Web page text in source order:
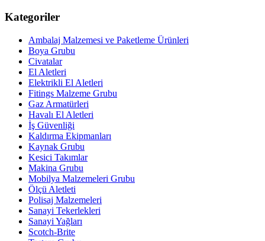
Kategoriler
Ambalaj Malzemesi ve Paketleme Ürünleri
Boya Grubu
Civatalar
El Aletleri
Elektrikli El Aletleri
Fitings Malzeme Grubu
Gaz Armatürleri
Havalı El Aletleri
İş Güvenliği
Kaldırma Ekipmanları
Kaynak Grubu
Kesici Takımlar
Makina Grubu
Mobilya Malzemeleri Grubu
Ölçü Aletleti
Polisaj Malzemeleri
Sanayi Tekerlekleri
Sanayi Yağları
Scotch-Brite